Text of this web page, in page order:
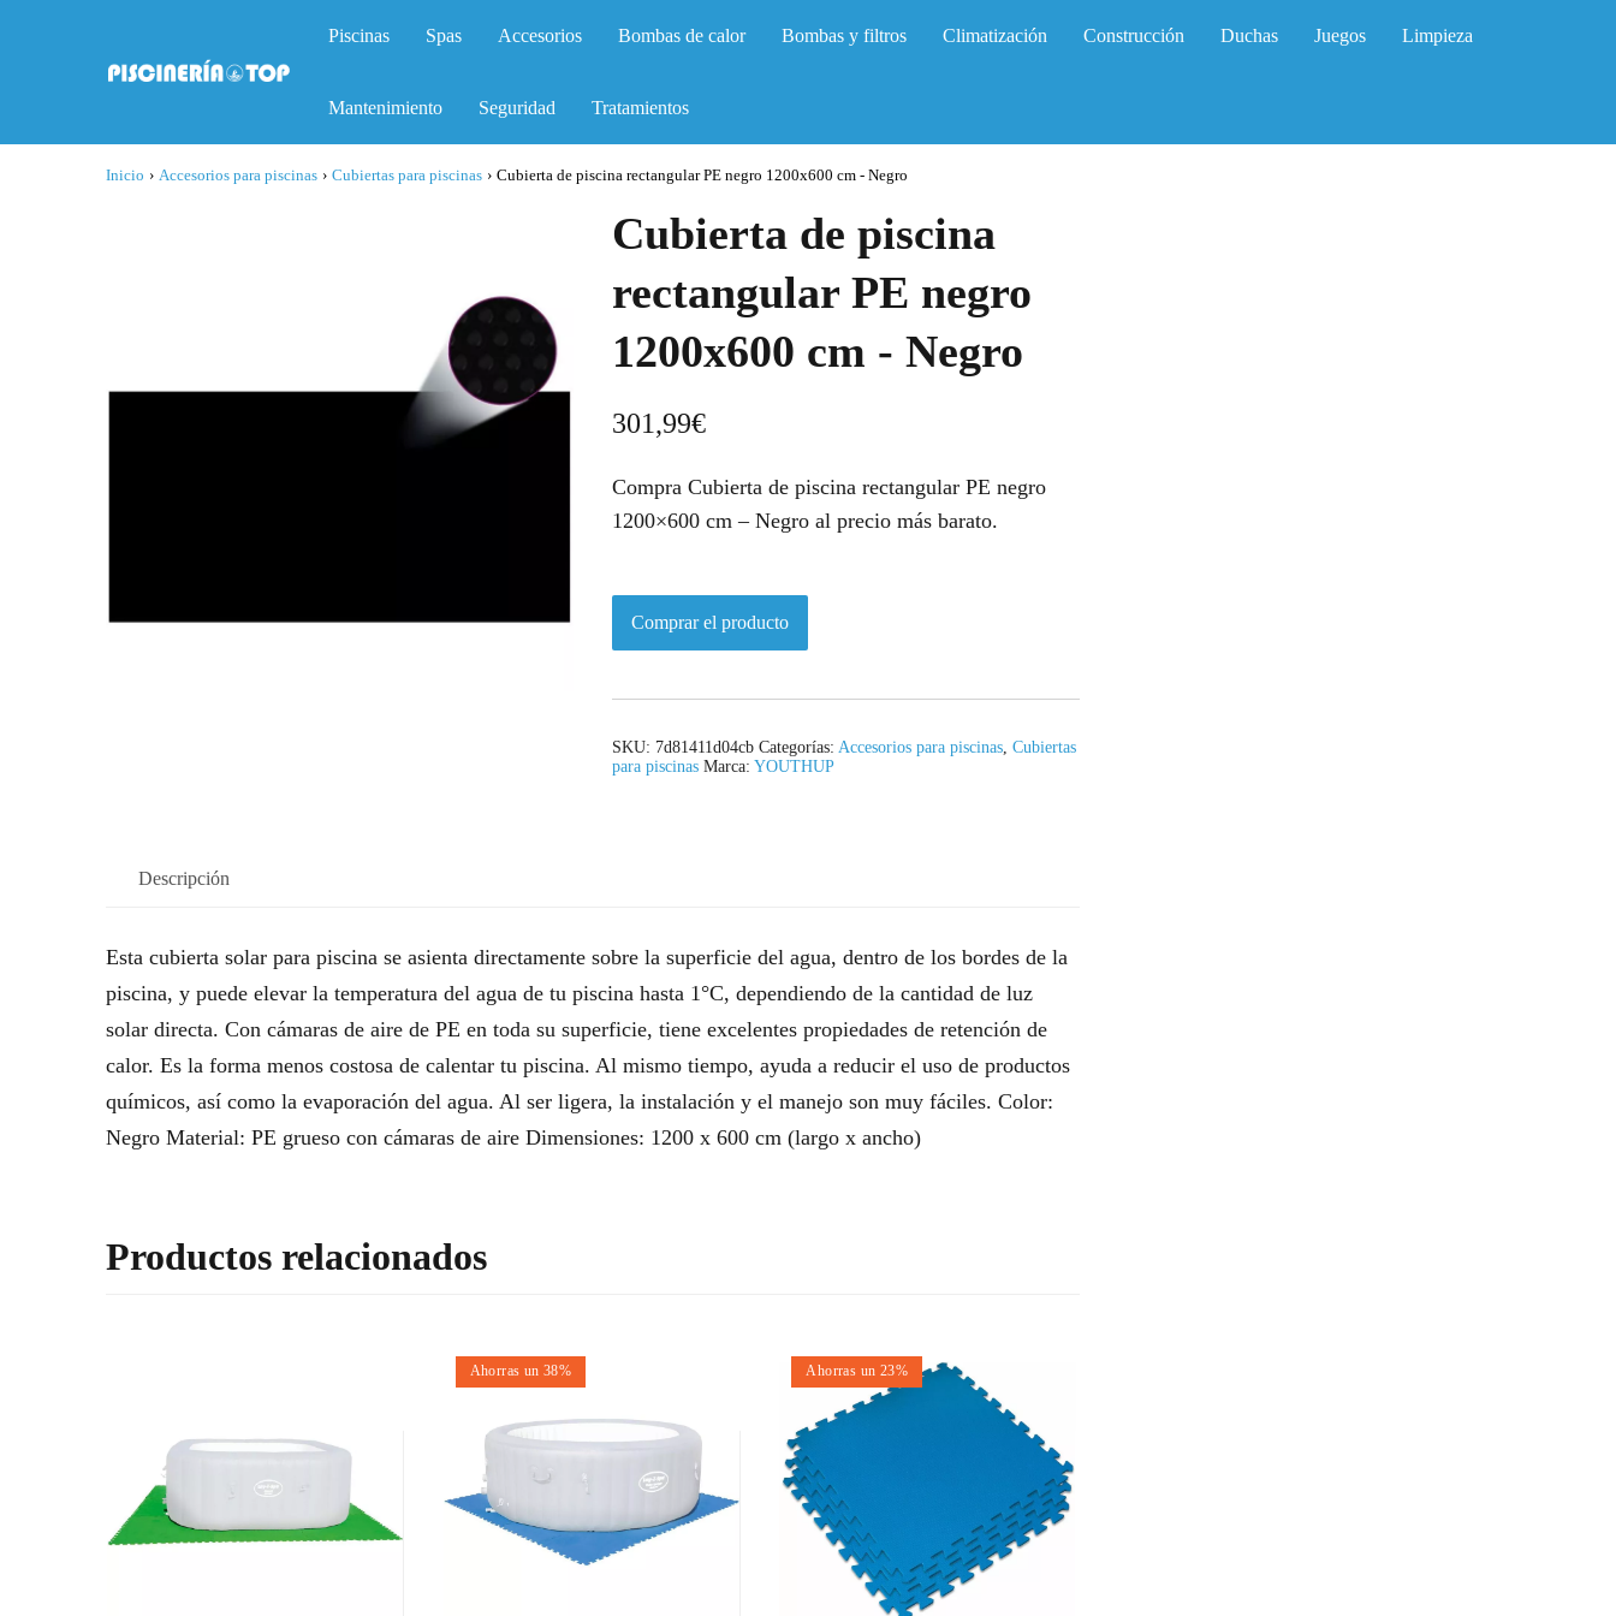
Piscinas Spas Accesorios Bombas de calor Bombas y filtros Climatización Construcción Duchas Juegos Limpieza
Mantenimiento Seguridad Tratamientos
Inicio › Accesorios para piscinas › Cubiertas para piscinas › Cubierta de piscina rectangular PE negro 1200x600 cm - Negro
Cubierta de piscina
rectangular PE negro
1200x600 cm - Negro
301,99€
Compra Cubierta de piscina rectangular PE negro
1200×600 cm – Negro al precio más barato.
Comprar el producto
SKU: 7d81411d04cb Categorías: Accesorios para piscinas, Cubiertas
para piscinas Marca: YOUTHUP
Descripción
Esta cubierta solar para piscina se asienta directamente sobre la superficie del agua, dentro de los bordes de la
piscina, y puede elevar la temperatura del agua de tu piscina hasta 1°C, dependiendo de la cantidad de luz
solar directa. Con cámaras de aire de PE en toda su superficie, tiene excelentes propiedades de retención de
calor. Es la forma menos costosa de calentar tu piscina. Al mismo tiempo, ayuda a reducir el uso de productos
químicos, así como la evaporación del agua. Al ser ligera, la instalación y el manejo son muy fáciles. Color:
Negro Material: PE grueso con cámaras de aire Dimensiones: 1200 x 600 cm (largo x ancho)
Productos relacionados
Ahorras un 38% Ahorras un 23%